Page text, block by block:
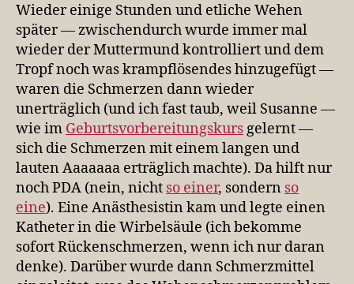
Wieder einige Stunden und etliche Wehen
später — zwischendurch wurde immer mal
wieder der Muttermund kontrolliert und dem
Tropf noch was krampflösendes hinzugefügt —
waren die Schmerzen dann wieder
unerträglich (und ich fast taub, weil Susanne —
wie im Geburtsvorbereitungskurs gelernt —
sich die Schmerzen mit einem langen und
lauten Aaaaaaa erträglich machte). Da hilft nur
noch PDA (nein, nicht so einer, sondern so
eine). Eine Anästhesistin kam und legte einen
Katheter in die Wirbelsäule (ich bekomme
sofort Rückenschmerzen, wenn ich nur daran
denke). Darüber wurde dann Schmerzmittel